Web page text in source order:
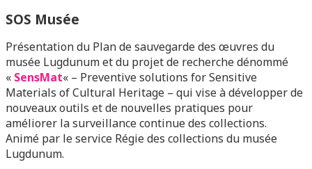
SOS Musée
Présentation du Plan de sauvegarde des œuvres du
musée Lugdunum et du projet de recherche dénommé
« SensMat« – Preventive solutions for Sensitive
Materials of Cultural Heritage – qui vise à développer de
nouveaux outils et de nouvelles pratiques pour
améliorer la surveillance continue des collections.
Animé par le service Régie des collections du musée
Lugdunum.